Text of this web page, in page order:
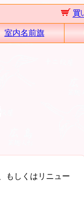
室内名前旗
もしくはリニュー